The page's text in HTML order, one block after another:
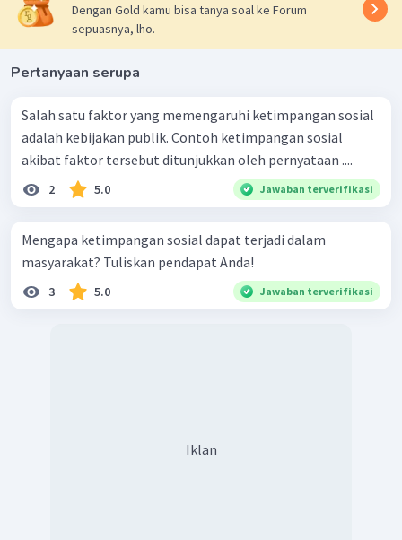
Dengan Gold kamu bisa tanya soal ke Forum
sepuasnya, lho.
Pertanyaan serupa
Salah satu faktor yang memengaruhi ketimpangan sosial
adalah kebijakan publik. Contoh ketimpangan sosial
akibat faktor tersebut ditunjukkan oleh pernyataan ....
2 5.0 Jawaban terverifikasi
Mengapa ketimpangan sosial dapat terjadi dalam
masyarakat? Tuliskan pendapat Anda!
3 5.0 Jawaban terverifikasi
Iklan